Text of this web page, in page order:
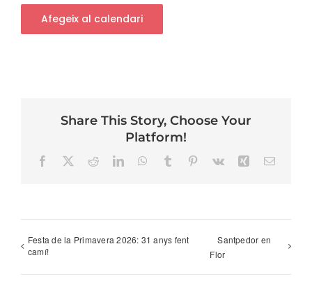
Afegeix al calendari
Share This Story, Choose Your
Platform!
FacebookRedditLinkedInWhatsApp
TumblrPinterest
Vk XingEmail
Festa de la Primavera 2026: 31 anys fent
camí!
Santpedor en
Flor